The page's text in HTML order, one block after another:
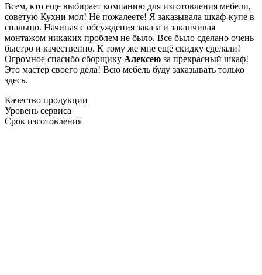
Всем, кто еще выбирает компанию для изготовления мебели,
советую Кухни мол! Не пожалеете! Я заказывала шкаф-купе в
спальню. Начиная с обсуждения заказа и заканчивая
монтажом никаких проблем не было. Все было сделано очень
быстро и качественно. К тому же мне ещё скидку сделали!
Огромное спасибо сборщику Алексею за прекрасный шкаф!
Это мастер своего дела! Всю мебель буду заказывать только
здесь.
Качество продукции
Уровень сервиса
Срок изготовления